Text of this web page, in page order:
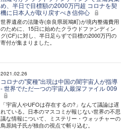
め、半日で目標額の2000万円超 コロナを契
機に日本人が取り戻すべき信仰心
世界遺産の法隆寺(奈良県斑鳩町)が境内整備費用
のために、15日に始めたクラウドファンディン
グ(CF)に対し、半日足らずで目標の2000万円の
寄付が集まりました。
2021.02.26
コロナの"変種"出現は中国の闇宇宙人が指導
- 世界でただ一つの宇宙人最深ファイル 009
「宇宙人やUFOは存在するの?」なんて議論は遅
れている。日本のマスコミが報じない世界の不思
議な情報について、ミステリー・ウォッチャーの
鳥原純子氏が独自の視点で斬り込む。